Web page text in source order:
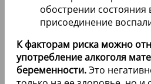
обострении
присоединение
К факторам риска можно
употребление алкоголя
беременности.Это